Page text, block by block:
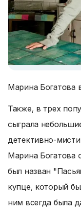
Марина Богатова
Также, в трех
сыграла
детективно-
Марина Богатова
был назван
купце, который
ним всегда была